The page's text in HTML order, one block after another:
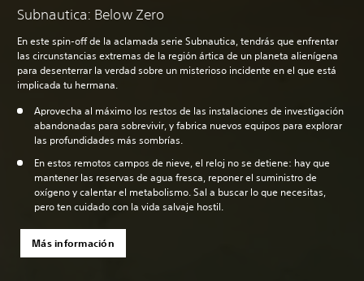
Subnautica: Below Zero
En este spin-off de la aclamada serie Subnautica, tendrás que enfrentar
las circunstancias extremas de la región ártica de un planeta alienígena
para desenterrar la verdad sobre un misterioso incidente en el que está
implicada tu hermana.
Aprovecha al máximo los restos de las instalaciones de investigación
abandonadas para sobrevivir, y fabrica nuevos equipos para explorar
las profundidades más sombrías.
En estos remotos campos de nieve, el reloj no se detiene: hay que
mantener las reservas de agua fresca, reponer el suministro de
oxígeno y calentar el metabolismo. Sal a buscar lo que necesitas,
pero ten cuidado con la vida salvaje hostil.
Más información